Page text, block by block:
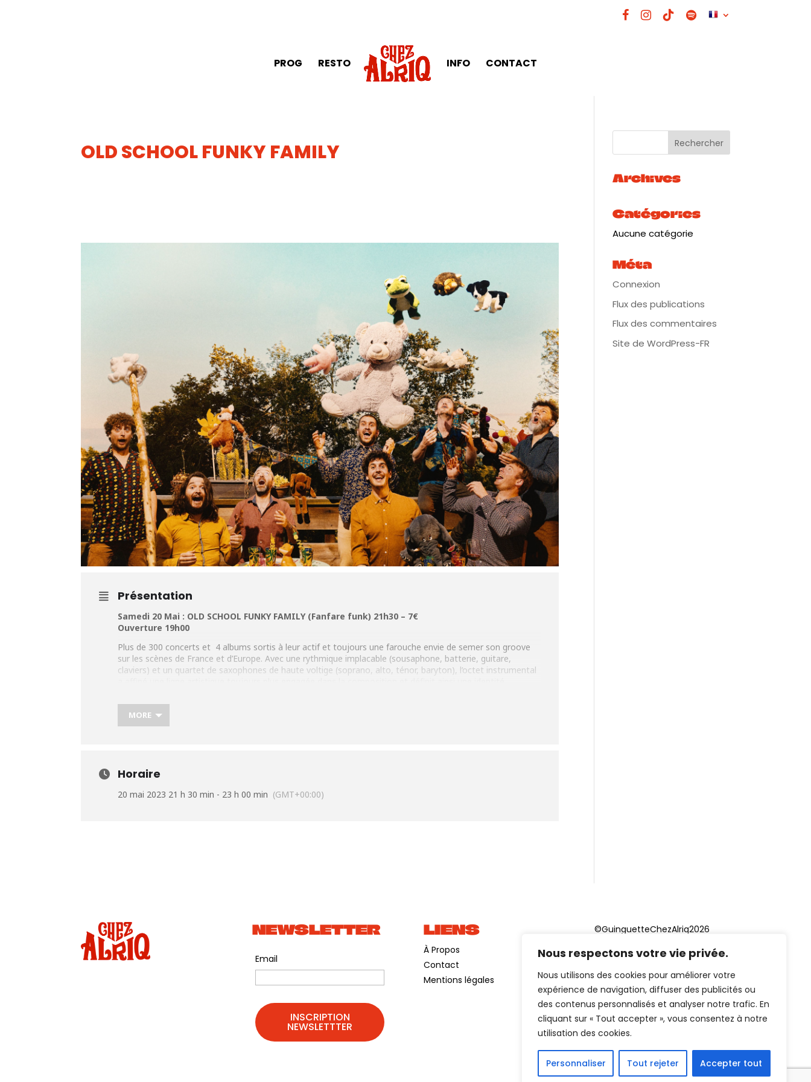
Nous respectons votre vie privée.
Nous utilisons des cookies pour améliorer votre
expérience de navigation, diffuser des publicités ou
des contenus personnalisés et analyser notre trafic. En
cliquant sur « Tout accepter », vous consentez à notre
utilisation des cookies.
Personnaliser Tout rejeter Accepter tout
PROG RESTO INFO CONTACT
OLD SCHOOL FUNKY FAMILY
Présentation
Samedi 20 Mai : OLD SCHOOL FUNKY FAMILY (Fanfare funk) 21h30 – 7€
Ouverture 19h00
Plus de 300 concerts et 4 albums sortis à leur actif et toujours une farouche envie de semer son groove
sur les scènes de France et d’Europe. Avec une rythmique implacable (sousaphone, batterie, guitare,
claviers) et un quartet de saxophones de haute voltige (soprano, alto, ténor, baryton), l’octet instrumental
encore Fela Kuti, (afro-beat), le monde farfelu et polymorphe du OSFF mélange les styles et les bouscule
tout en servant les timbres de son instrumentarium original.
La musique y est pétillante et chaloupée, les arrangements ciselés et audacieux, le tout dans une
MORE
Horaire
20 mai 2023 21 h 30 min - 23 h 00 min (GMT+00:00)
Archives
Catégories
Aucune catégorie
Méta
Connexion
Flux des publications
Flux des commentaires
Site de WordPress-FR
NEWSLETTER
Email
LIENS
À Propos
Contact
Mentions légales
©GuinguetteChezAlriq2026
Création site internet YOSOY